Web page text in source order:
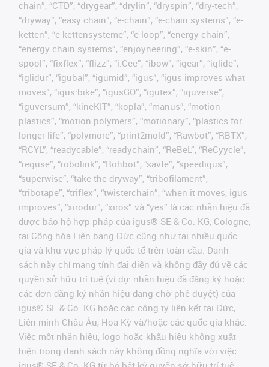
chain”, “CTD”, “drygear”, “drylin”, “dryspin”, “dry-tech”,
“dryway”, “easy chain”, “e-chain”, “e-chain systems”, “e-
ketten”, “e-kettensysteme”, “e-loop”, “energy chain”,
“energy chain systems”, “enjoyneering”, “e-skin”, “e-
spool”, “fixflex”, “flizz”, “i.Cee”, “ibow”, “igear”, “iglide”,
“iglidur”, “igubal”, “igumid”, “igus”, “igus improves what
moves”, “igus:bike”, “igusGO”, “igutex”, “iguverse”,
“iguversum”, “kineKIT”, “kopla”, “manus”, “motion
plastics”, “motion polymers”, “motionary”, “plastics for
longer life”, “polymore”, “print2mold”, “Rawbot”, “RBTX”,
“RCYL”, “readycable”, “readychain”, “ReBeL”, “ReCyycle”,
“reguse”, “robolink”, “Rohbot”, “savfe”, “speedigus”,
“superwise”, “take the dryway”, “tribofilament”,
“tribotape”, “triflex”, “twisterchain”, “when it moves, igus
improves”, “xirodur”, “xiros” và “yes” là các nhãn hiệu đã
được bảo hộ hợp pháp của igus® SE & Co. KG, Cologne,
tại Cộng hòa Liên bang Đức cũng như tại nhiều quốc
gia và khu vực pháp lý quốc tế trên toàn cầu. Danh
sách này chỉ mang tính đại diện và không đầy đủ về các
quyền sở hữu trí tuệ (ví dụ: nhãn hiệu đã đăng ký hoặc
các đơn đăng ký nhãn hiệu đang chờ phê duyệt) của
igus® SE & Co. KG hoặc các công ty liên kết tại Đức,
Liên minh Châu Âu, Hoa Kỳ và/hoặc các quốc gia khác.
Việc một nhãn hiệu, logo hoặc khẩu hiệu không xuất
hiện trong danh sách này không đồng nghĩa với việc